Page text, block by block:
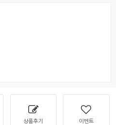
상품후기 이벤트